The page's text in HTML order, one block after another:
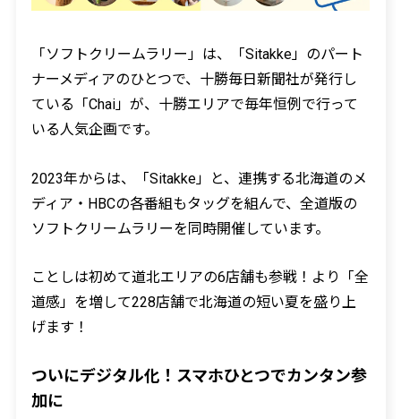
「ソフトクリームラリー」は、「Sitakke」のパート
ナーメディアのひとつで、十勝毎日新聞社が発行し
ている「Chai」が、十勝エリアで毎年恒例で行って
いる人気企画です。
2023年からは、「Sitakke」と、連携する北海道のメ
ディア・HBCの各番組もタッグを組んで、全道版の
ソフトクリームラリーを同時開催しています。
ことしは初めて道北エリアの6店舗も参戦！より「全
道感」を増して228店舗で北海道の短い夏を盛り上
げます！
ついにデジタル化！スマホひとつでカンタン参
加に